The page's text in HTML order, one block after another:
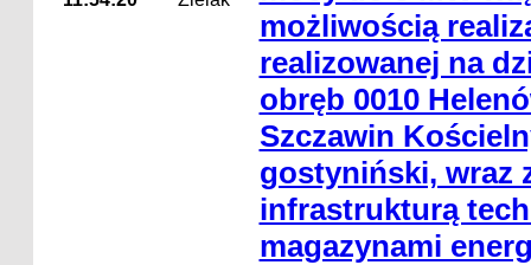
możliwością
realizowanej na
obręb 0010
Szczawin
gostyniński, wraz
infrastrukturą
magazynami